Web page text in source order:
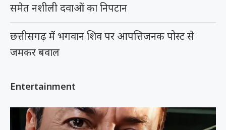
समेत नशीली दवाओं का निपटान
छत्तीसगढ़ में भगवान शिव पर आपत्तिजनक पोस्ट से
जमकर बवाल
Entertainment